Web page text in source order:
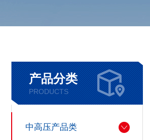
产品分类
PRODUCTS
中高压产品类